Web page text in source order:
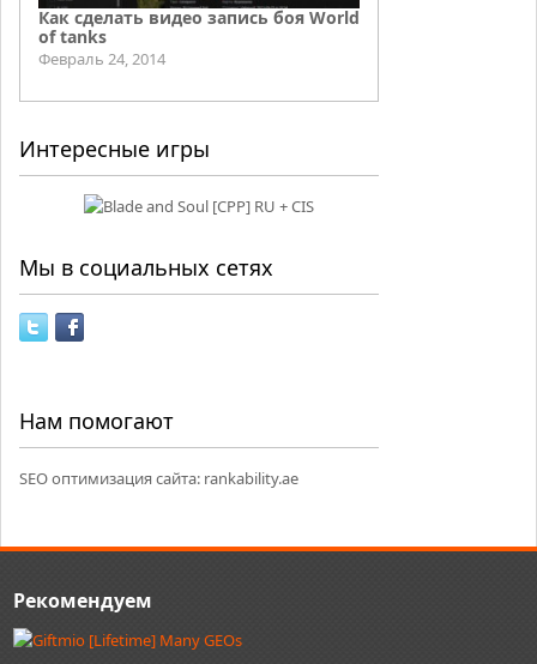
Как сделать видео запись боя World
of tanks
Февраль 24, 2014
Интересные игры
Мы в социальных сетях
Нам помогают
SEO оптимизация сайта: rankability.ae
Рекомендуем